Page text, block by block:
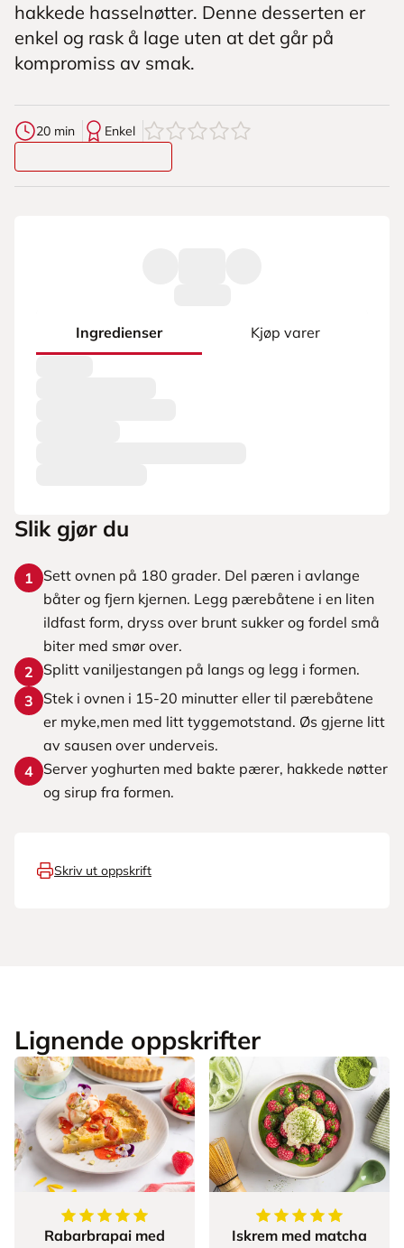
hakkede hasselnøtter. Denne desserten er
enkel og rask å lage uten at det går på
kompromiss av smak.
20 min Enkel 0av5stjerner
Ingredienser Kjøp varer
Slik gjør du
1
Sett ovnen på 180 grader. Del pæren i avlange
båter og fjern kjernen. Legg pærebåtene i en liten
ildfast form, dryss over brunt sukker og fordel små
biter med smør over.
2
Splitt vaniljestangen på langs og legg i formen.
3
Stek i ovnen i 15-20 minutter eller til pærebåtene
er myke,men med litt tyggemotstand. Øs gjerne litt
av sausen over underveis.
4 Server yoghurten med bakte pærer, hakkede nøtter
og sirup fra formen.
Skriv ut oppskrift
Lignende oppskrifter
5av5stjerner
Rabarbrapai med
5av5stjerner
Iskrem med matcha